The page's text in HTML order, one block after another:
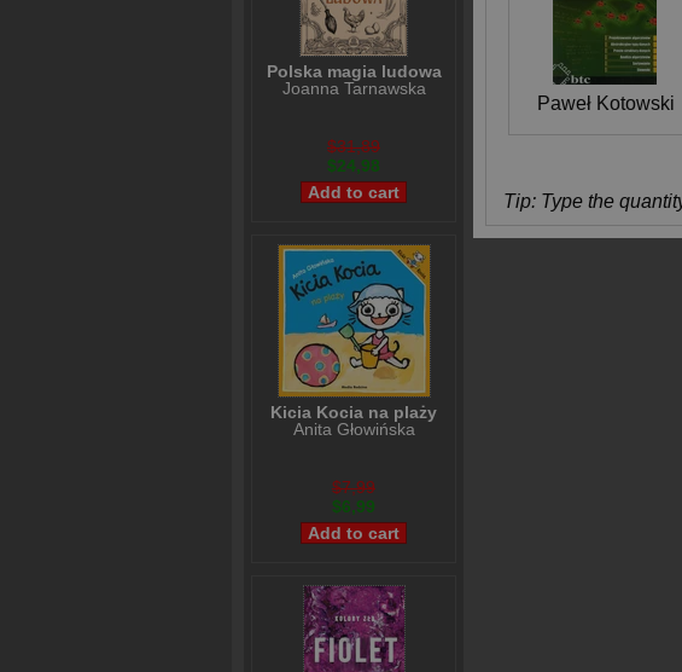
Polska magia ludowa
Joanna Tarnawska
$31,89
$24,98
Kicia Kocia na plaży
Anita Głowińska
$7,99
$6,99
Paweł Kotowski
Tip: Type the